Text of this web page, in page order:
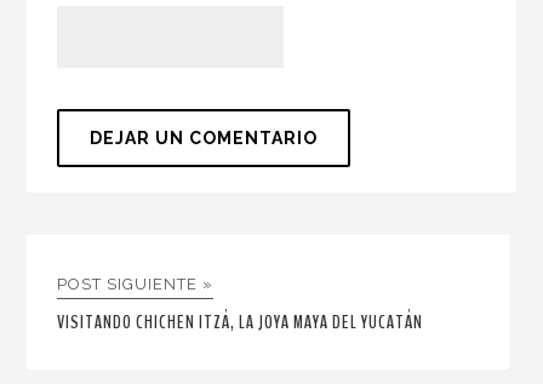
POST SIGUIENTE »
VISITANDO CHICHEN ITZÁ, LA JOYA MAYA DEL YUCATÁN